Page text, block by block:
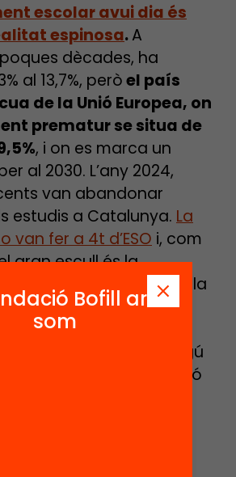
escolar avui dia és
espinosa.A
dècades, ha
al 13,7%, peròel país
de la Unió Europea, on
prematur se situa de
, i on es marca un
al 2030. L’any 2024,
van abandonar
estudis a Catalunya. La
van fer a 4t d’ESO i, com
gran escull és la
Una desigualtat que la
contribueix a
oportunitats de
i més atur. “Quan algú
mai és una decisió
Alcalde.
a tothom? Dades,
i solucions
Bofill ara
som